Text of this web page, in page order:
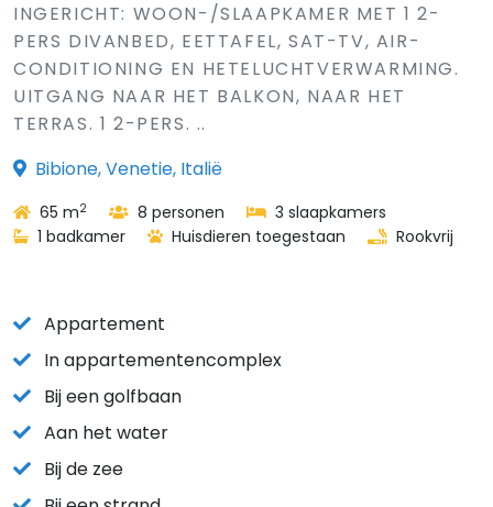
INGERICHT: WOON-/SLAAPKAMER MET 1 2-
PERS DIVANBED, EETTAFEL, SAT-TV, AIR-
CONDITIONING EN HETELUCHTVERWARMING.
UITGANG NAAR HET BALKON, NAAR HET
TERRAS. 1 2-PERS. ..
Bibione, Venetie, Italië
65 m2 8 personen
3 slaapkamers
1 badkamer
Huisdieren toegestaan Rookvrij
Appartement
In appartementencomplex
Bij een golfbaan
Aan het water
Bij de zee